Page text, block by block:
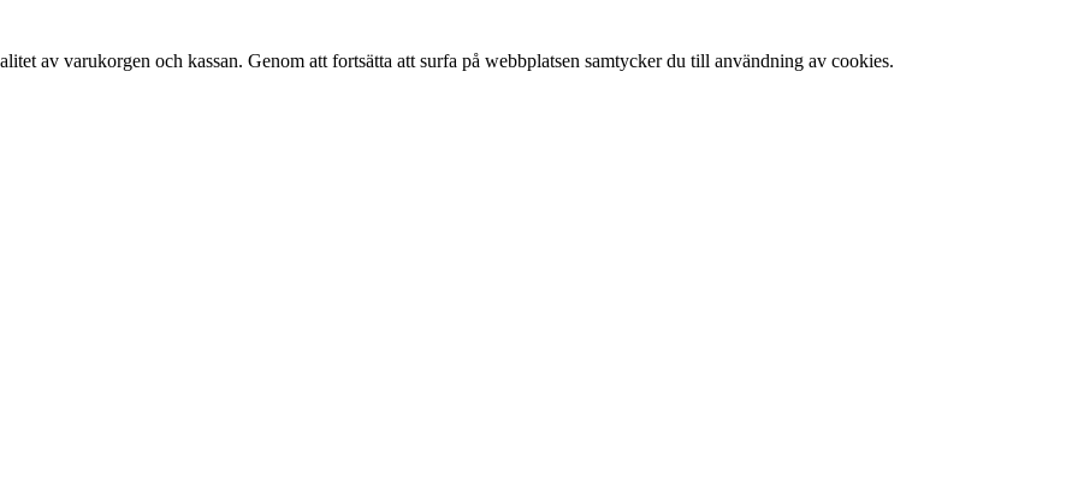
av varukorgen och kassan. Genom att fortsätta att surfa på webbplatsen samtycker du till användning av cookies.